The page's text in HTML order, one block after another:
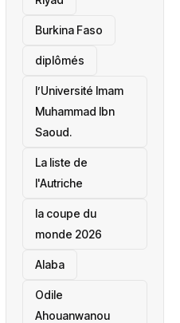
Burkina Faso
diplômés
l’Université Imam
Muhammad Ibn
Saoud.
‎La liste de
l'Autriche
la coupe du
monde 2026
Alaba
Odile
Ahouanwanou